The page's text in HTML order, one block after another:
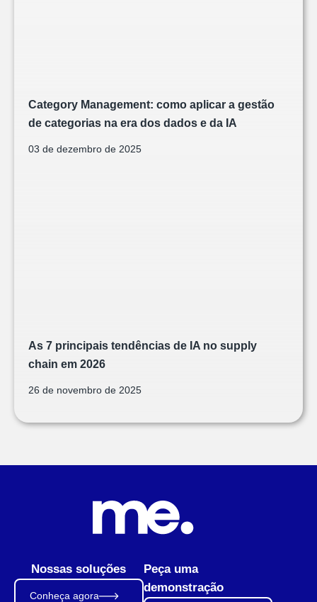
Category Management: como aplicar a gestão
de categorias na era dos dados e da IA
03 de dezembro de 2025
As 7 principais tendências de IA no supply
chain em 2026
26 de novembro de 2025
Nossas soluções
Conheça agora
Peça uma
demonstração